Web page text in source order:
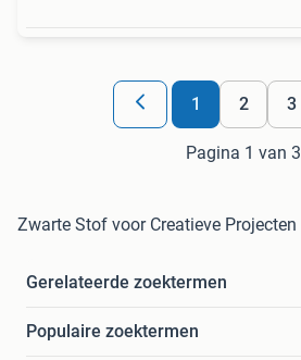
1 2 3
Pagina 1 van 3
Zwarte Stof voor Creatieve Projecten
Gerelateerde zoektermen
Populaire zoektermen